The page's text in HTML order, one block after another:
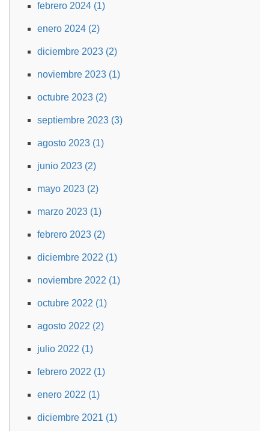
febrero 2024 (1)
enero 2024 (2)
diciembre 2023 (2)
noviembre 2023 (1)
octubre 2023 (2)
septiembre 2023 (3)
agosto 2023 (1)
junio 2023 (2)
mayo 2023 (2)
marzo 2023 (1)
febrero 2023 (2)
diciembre 2022 (1)
noviembre 2022 (1)
octubre 2022 (1)
agosto 2022 (2)
julio 2022 (1)
febrero 2022 (1)
enero 2022 (1)
diciembre 2021 (1)